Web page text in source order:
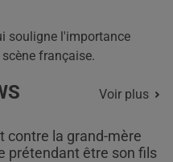
souligne l'importance
française.
Voir plus
contre la grand-mère
prétendant être son fils